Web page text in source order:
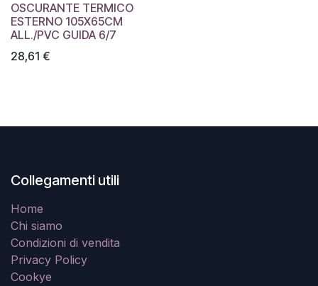
OSCURANTE TERMICO
ESTERNO 105X65CM
ALL./PVC GUIDA 6/7
28,61 €
Collegamenti utili
Home
Chi siamo
Condizioni di vendita
Privacy Policy
Cookye